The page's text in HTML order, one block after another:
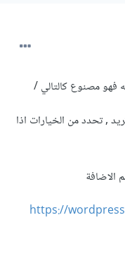
فهو مصنوع كالتالي /
, تحدد من الخيارات اذا
https://